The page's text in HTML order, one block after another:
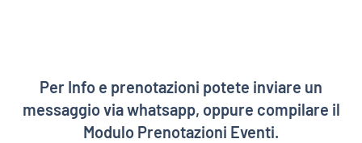
Per Info e prenotazioni potete inviare un
messaggio via whatsapp, oppure compilare il
Modulo Prenotazioni Eventi.